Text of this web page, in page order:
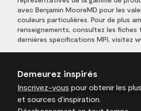
avec Benjamin MooreMD pour les
couleurs particulières. Pour de plus
renseignements, consultez les fiches
dernières spécifications MPI, visitez
Demeurez inspirés
Inscrivez-vous pour obtenir les
et sources d’inspiration.